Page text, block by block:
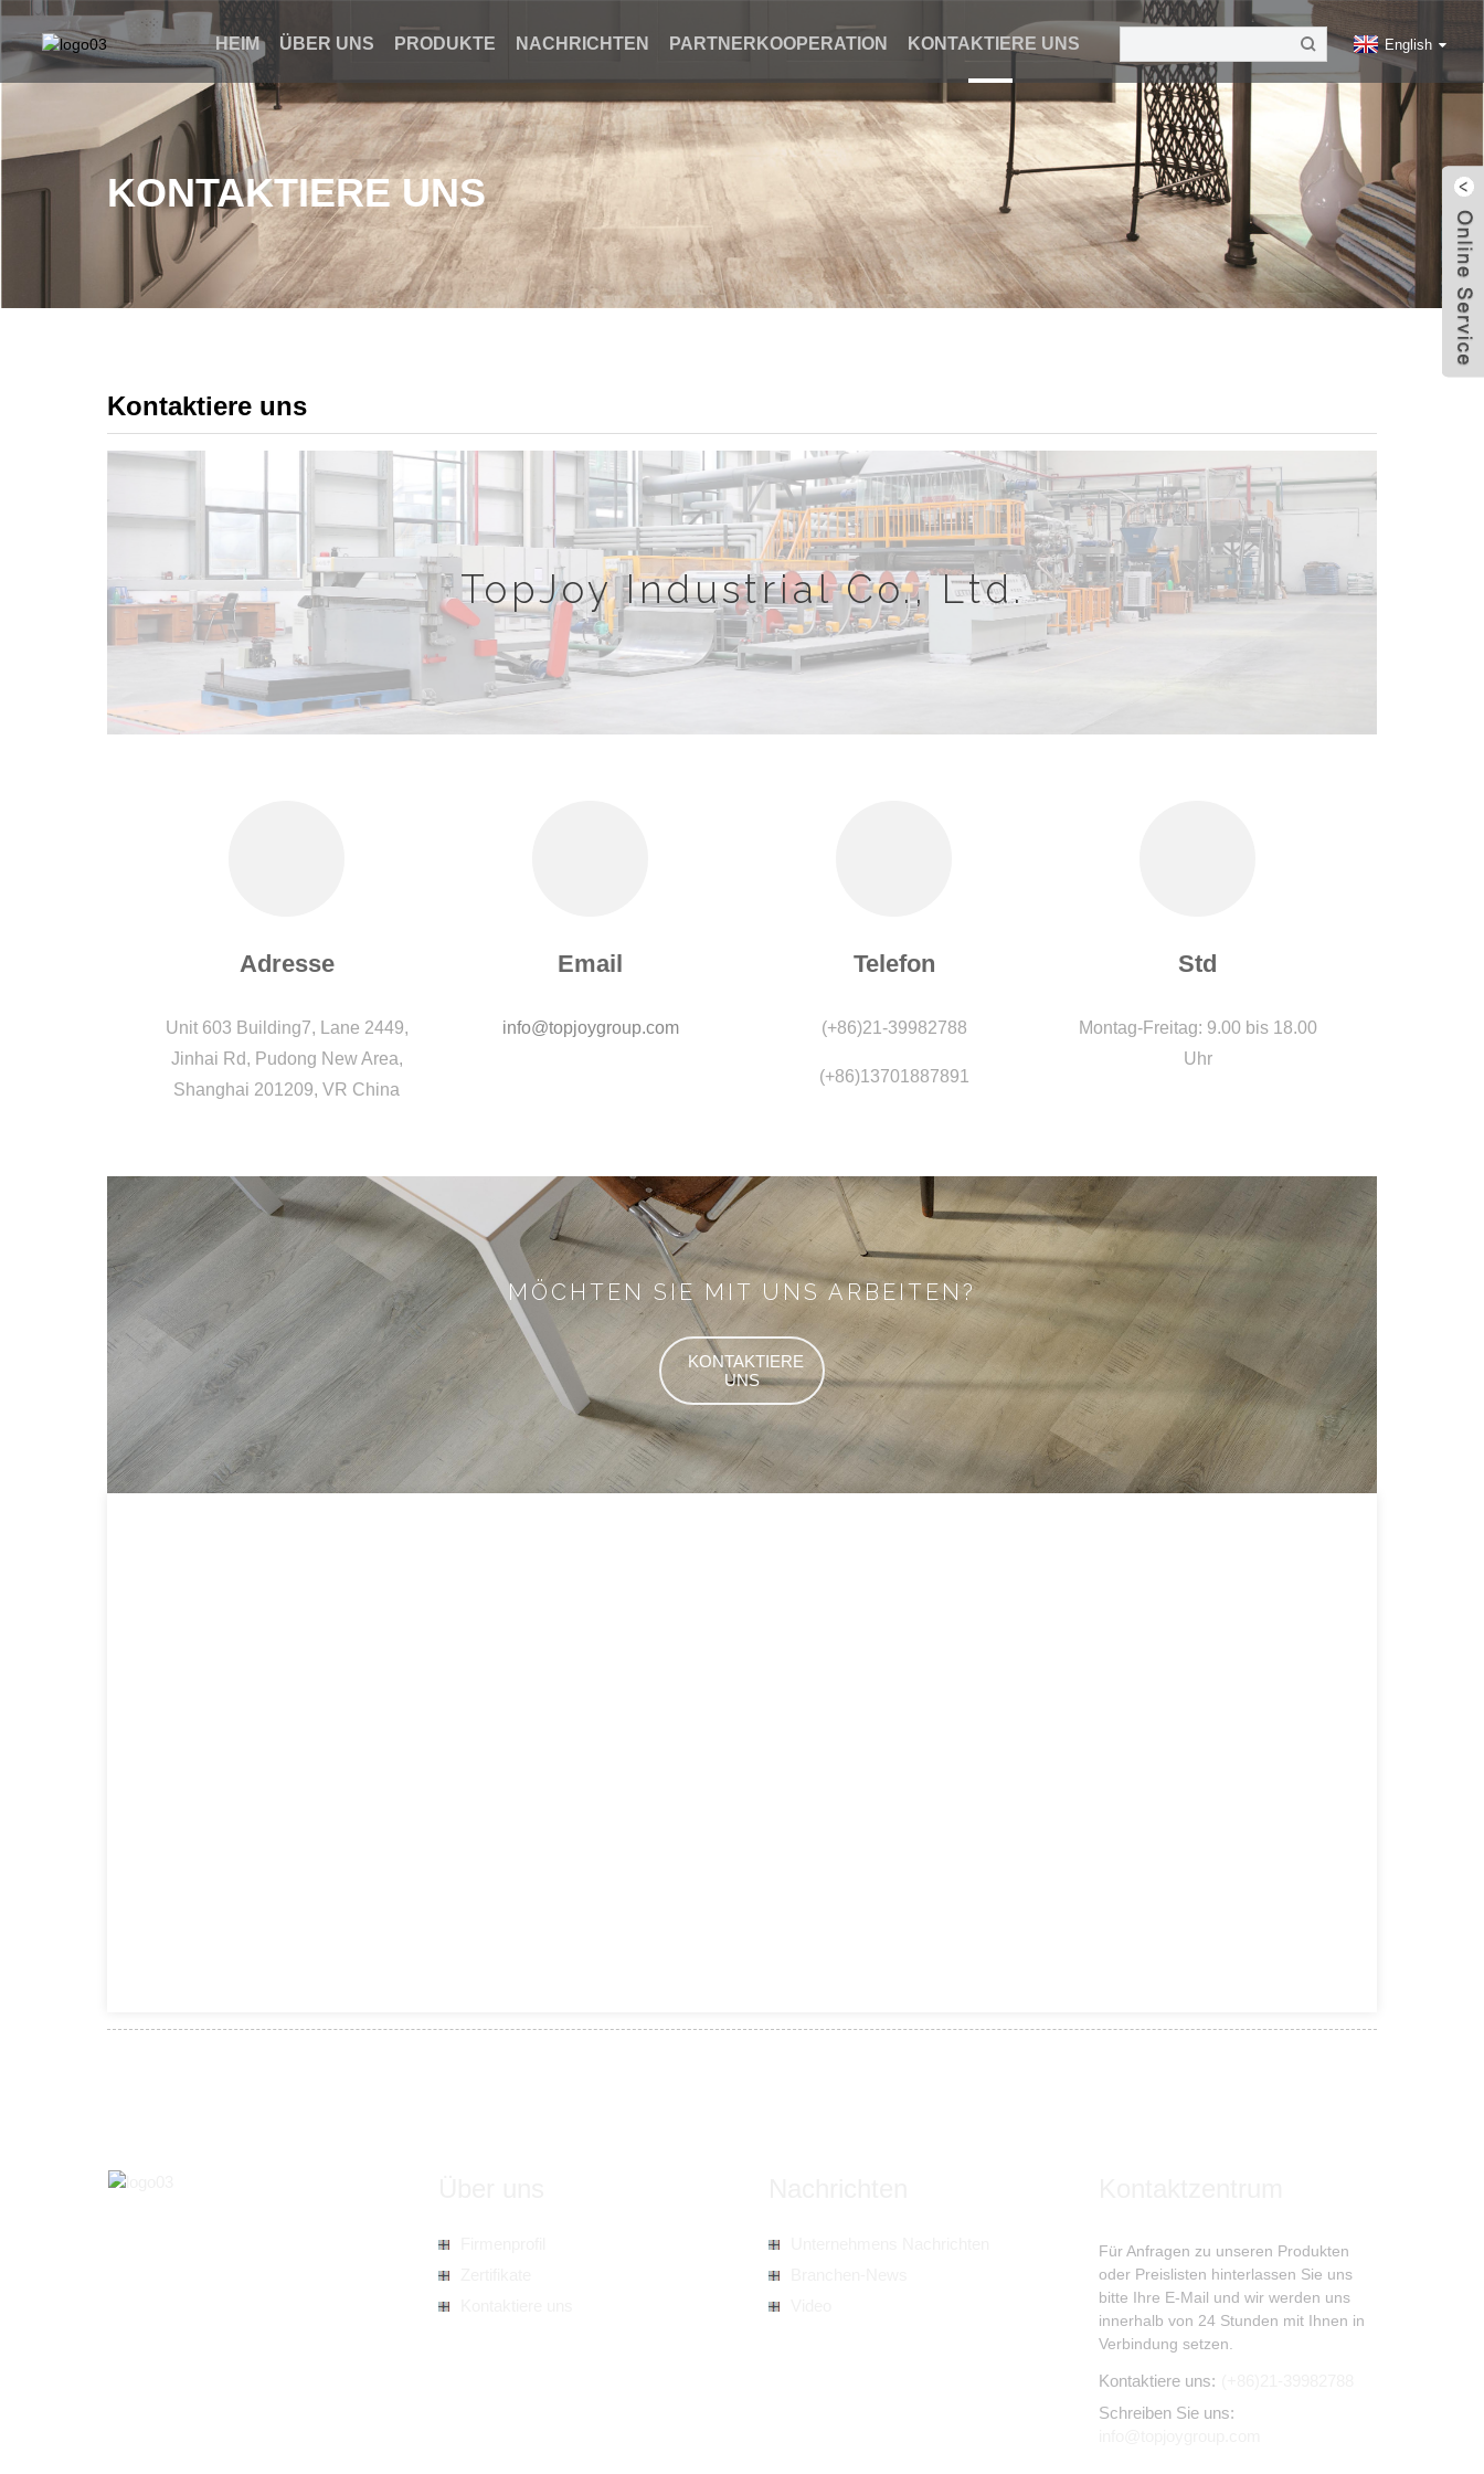
HEIM ÜBER UNS PRODUKTE NACHRICHTEN PARTNERKOOPERATION KONTAKTIERE UNS English
KONTAKTIERE UNS
Kontaktiere uns
TopJoy Industrial Co., Ltd.
Adresse
Unit 603 Building7, Lane 2449,
Jinhai Rd, Pudong New Area,
Shanghai 201209, VR China
Email
info@topjoygroup.com
Telefon
(+86)21-39982788
(+86)13701887891
Std
Montag-Freitag: 9.00 bis 18.00
Uhr
MÖCHTEN SIE MIT UNS ARBEITEN?
KONTAKTIERE
UNS
Für Anfragen zu unseren Produkten
oder Preislisten hinterlassen Sie uns
bitte Ihre E-Mail und wir werden uns
innerhalb von 24 Stunden mit Ihnen in
Verbindung setzen.
Kontaktiere uns:
Schreiben Sie uns: